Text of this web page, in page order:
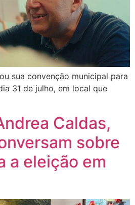
sua convenção municipal para
31 de julho, em local que
Caldas,
sobre
a eleição em